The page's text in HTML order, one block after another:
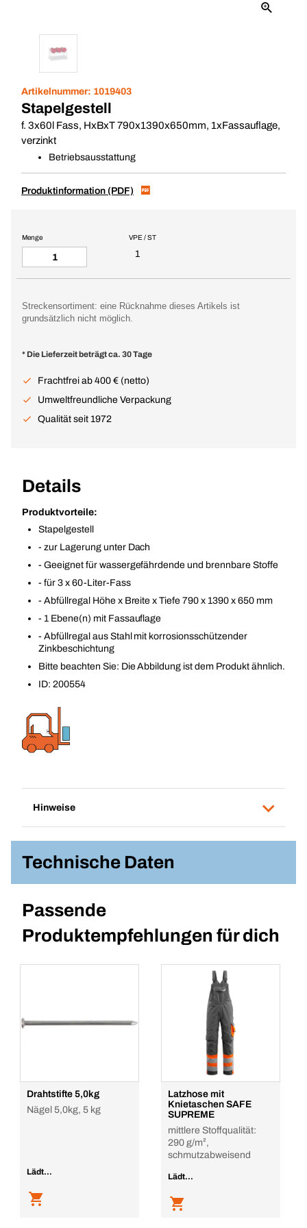
Artikelnummer: 1019403
Stapelgestell
f. 3x60l Fass, HxBxT 790x1390x650mm, 1xFassauflage,
verzinkt
Betriebsausstattung
Produktinformation (PDF)
VPE / ST
1
Menge
Streckensortiment: eine Rücknahme dieses Artikels ist
grundsätzlich nicht möglich.
* Die Lieferzeit beträgt ca. 30 Tage
Frachtfrei ab 400 € (netto)
Umweltfreundliche Verpackung
Qualität seit 1972
Details
Produktvorteile:
Stapelgestell
- zur Lagerung unter Dach
- Geeignet für wassergefährdende und brennbare Stoffe
- für 3 x 60-Liter-Fass
- Abfüllregal Höhe x Breite x Tiefe 790 x 1390 x 650 mm
- 1 Ebene(n) mit Fassauflage
- Abfüllregal aus Stahl mit korrosionsschützender
Zinkbeschichtung
Bitte beachten Sie: Die Abbildung ist dem Produkt ähnlich.
ID: 200554
Hinweise
Technische Daten
Passende
Produktempfehlungen für dich
Drahtstifte 5,0kg
Nägel 5,0kg, 5 kg
Lädt...
Latzhose mit
Knietaschen SAFE
SUPREME
mittlere Stoffqualität:
290 g/m²,
schmutzabweisend
Lädt...